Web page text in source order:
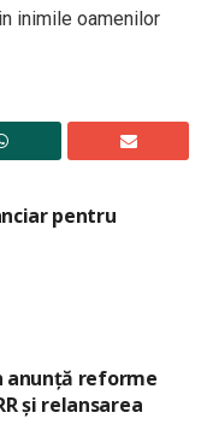
inimile oamenilor
pentru
anunță reforme
și relansarea